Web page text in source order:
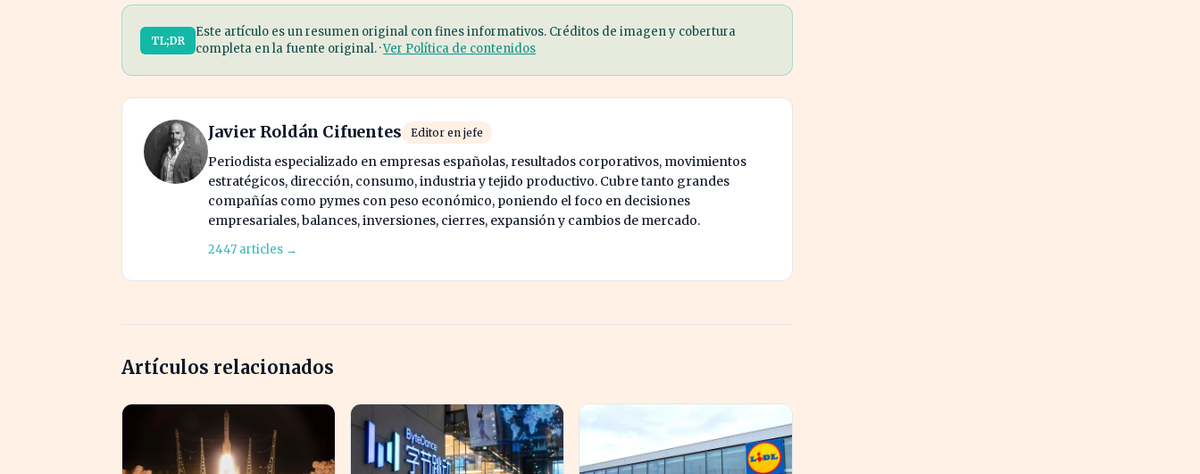
TL;DR
Este artículo es un resumen original con fines informativos. Créditos de imagen y cobertura
completa en la fuente original. ·Ver Política de contenidos
Javier Roldán Cifuentes Editor en jefe
Periodista especializado en empresas españolas, resultados corporativos, movimientos
estratégicos, dirección, consumo, industria y tejido productivo. Cubre tanto grandes
compañías como pymes con peso económico, poniendo el foco en decisiones
empresariales, balances, inversiones, cierres, expansión y cambios de mercado.
2447 articles →
Artículos relacionados